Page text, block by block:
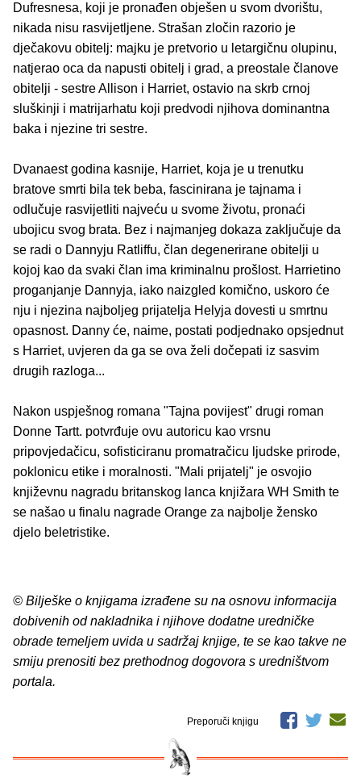
Dufresnesa, koji je pronađen obješen u svom dvorištu,
nikada nisu rasvijetljene. Strašan zločin razorio je
dječakovu obitelj: majku je pretvorio u letargičnu olupinu,
natjerao oca da napusti obitelj i grad, a preostale članove
obitelji - sestre Allison i Harriet, ostavio na skrb crnoj
sluškinji i matrijarhatu koji predvodi njihova dominantna
baka i njezine tri sestre.
Dvanaest godina kasnije, Harriet, koja je u trenutku
bratove smrti bila tek beba, fascinirana je tajnama i
odlučuje rasvijetliti najveću u svome životu, pronaći
ubojicu svog brata. Bez i najmanjeg dokaza zaključuje da
se radi o Dannyju Ratliffu, član degenerirane obitelji u
kojoj kao da svaki član ima kriminalnu prošlost. Harrietino
proganjanje Dannyja, iako naizgled komično, uskoro će
nju i njezina najboljeg prijatelja Helyja dovesti u smrtnu
opasnost. Danny će, naime, postati podjednako opsjednut
s Harriet, uvjeren da ga se ova želi dočepati iz sasvim
drugih razloga...
Nakon uspješnog romana "Tajna povijest" drugi roman
Donne Tartt. potvrđuje ovu autoricu kao vrsnu
pripovjedačicu, sofisticiranu promatračicu ljudske prirode,
poklonicu etike i moralnosti. "Mali prijatelj" je osvojio
književnu nagradu britanskog lanca knjižara WH Smith te
se našao u finalu nagrade Orange za najbolje žensko
djelo beletristike.
© Bilješke o knjigama izrađene su na osnovu informacija
dobivenih od nakladnika i njihove dodatne uredničke
obrade temeljem uvida u sadržaj knjige, te se kao takve ne
smiju prenositi bez prethodnog dogovora s uredništvom
portala.
Preporuči knjigu